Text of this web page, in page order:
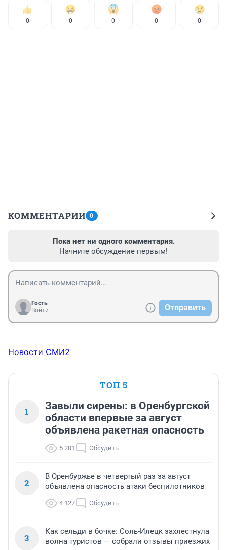
0 0 0 0 0
КОММЕНТАРИИ 0
Пока нет ни одного комментария.
Начните обсуждение первым!
Гость
Войти
Отправить
Новости СМИ2
ТОП 5
1
Завыли сирены: в Оренбургской
области впервые за август
объявлена ракетная опасность
5 201 Обсудить
2
В Оренбуржье в четвертый раз за август
объявлена опасность атаки беспилотников
4 127 Обсудить
3
Как сельди в бочке: Соль-Илецк захлестнула
волна туристов — собрали отзывы приезжих